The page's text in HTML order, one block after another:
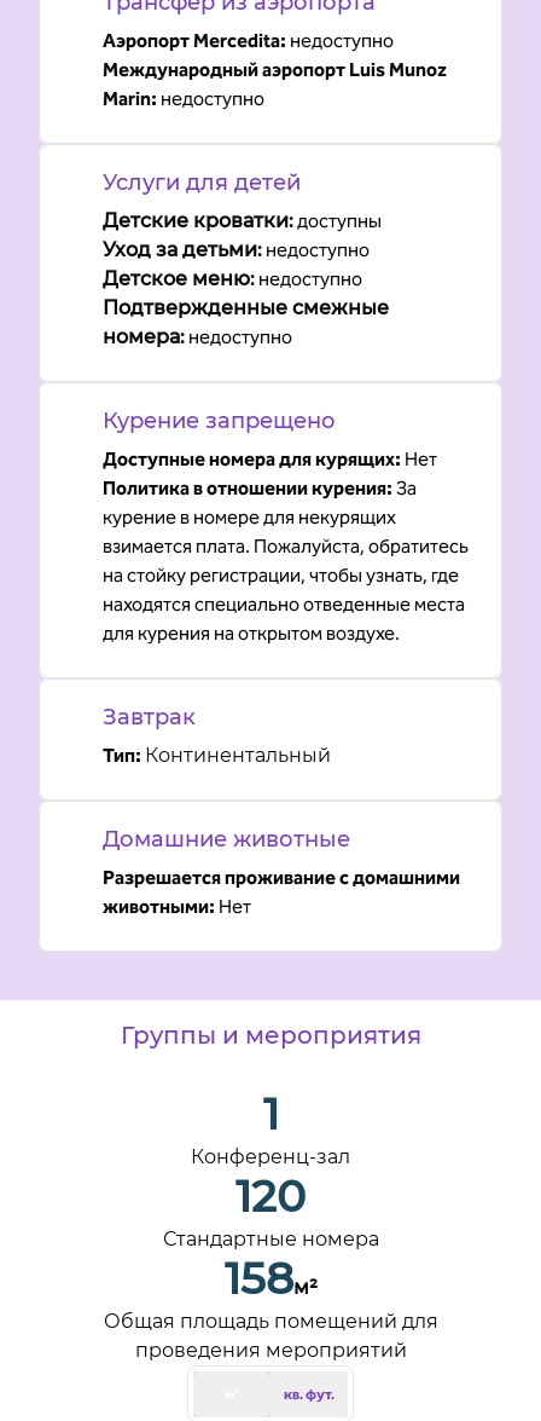
Аэропорт Mercedita: недоступно
Международный аэропорт Luis Munoz
Marin: недоступно
Услуги для детей
Детские кроватки:доступны
Уход за детьми: недоступно
Детское меню: недоступно
Подтвержденные смежные
номера: недоступно
Курение запрещено
Доступные номера для курящих: Нет
Политика в отношении курения: За
курение в номере для некурящих
взимается плата. Пожалуйста, обратитесь
на стойку регистрации, чтобы узнать, где
находятся специально отведенные места
для курения на открытом воздухе.
Завтрак
Тип: Континентальный
Домашние животные
Разрешается проживание с домашними
животными: Нет
Группы и мероприятия
1
Конференц-зал
120
Стандартные номера
158м²
кв. м
Общая площадь помещений для
проведения мероприятий
кв. фут.